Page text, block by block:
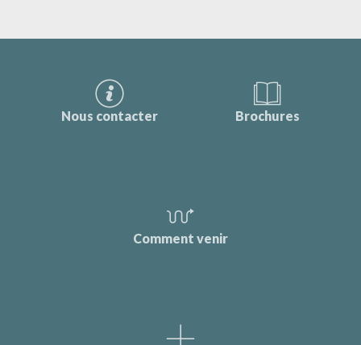
Nous contacter Brochures
Comment venir